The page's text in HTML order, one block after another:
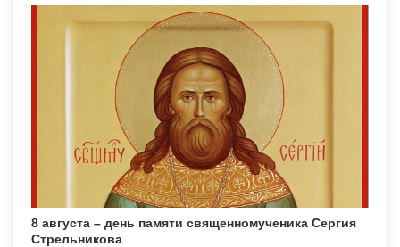
8 августа – день памяти священномученика Сергия
Стрельникова